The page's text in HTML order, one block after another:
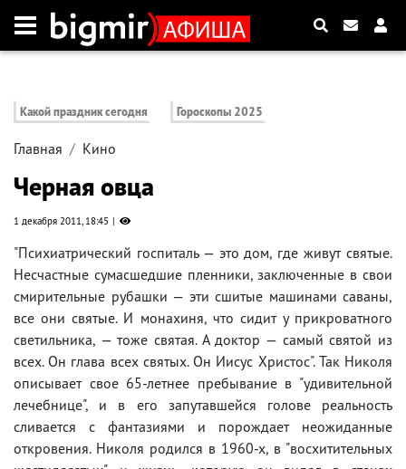
Какой праздник сегодня Гороскопы 2025
Главная Кино
Черная овца
1 декабря 2011, 18:45
"Психиатрический госпиталь — это дом, где живут святые.
Несчастные сумасшедшие пленники, заключенные в свои
смирительные рубашки — эти сшитые машинами саваны,
все они святые. И монахиня, что сидит у прикроватного
светильника, — тоже святая. А доктор — самый святой из
всех. Он глава всех святых. Он Иисус Христос". Так Николя
описывает свое 65-летнее пребывание в "удивительной
лечебнице", и в его запутавшейся голове реальность
сливается с фантазиями и порождает неожиданные
откровения. Николя родился в 1960-х, в "восхитительных